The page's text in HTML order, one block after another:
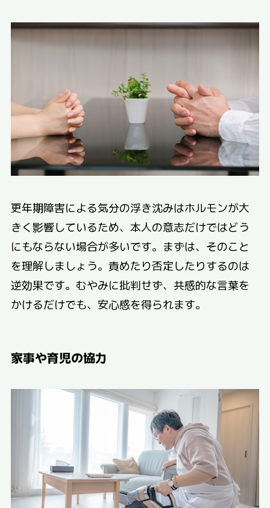
更年期障害による気分の浮き沈みはホルモンが大
きく影響しているため、本人の意志だけではどう
にもならない場合が多いです。まずは、そのこと
を理解しましょう。責めたり否定したりするのは
逆効果です。むやみに批判せず、共感的な言葉を
かけるだけでも、安心感を得られます。
家事や育児の協力